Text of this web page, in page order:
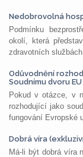
Nedobrovolná
Podmínku
okolí, která
zdravotních
Odůvodnění
Soudnímu dvoru EU
Pokud v otázce, v
rozhodující jako
fungování Evropské
Dobrá víra
Má-li být dobrá víra